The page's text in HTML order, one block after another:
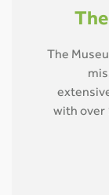
The
with